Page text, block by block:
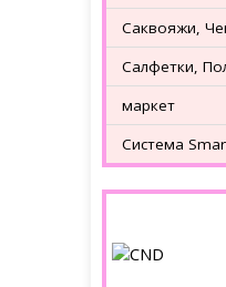
Саквояжи,
Салфетки,
маркет
Система